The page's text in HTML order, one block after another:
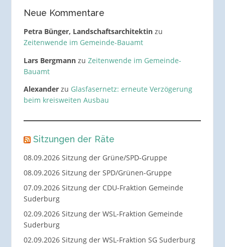
Neue Kommentare
Petra Bünger, Landschaftsarchitektinzu
Zeitenwende im Gemeinde-Bauamt
Lars Bergmannzu Zeitenwende im Gemeinde-
Bauamt
Alexanderzu Glasfasernetz: erneute Verzögerung
beim kreisweiten Ausbau
Sitzungen der Räte
08.09.2026 Sitzung der Grüne/SPD-Gruppe
08.09.2026 Sitzung der SPD/Grünen-Gruppe
07.09.2026 Sitzung der CDU-Fraktion Gemeinde
Suderburg
02.09.2026 Sitzung der WSL-Fraktion Gemeinde
Suderburg
02.09.2026 Sitzung der WSL-Fraktion SG Suderburg